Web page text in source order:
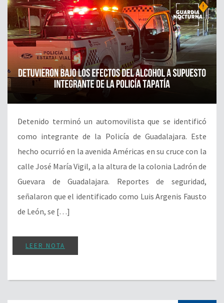
Detenido terminó un automovilista que se identificó
como integrante de la Policía de Guadalajara. Este
hecho ocurrió en la avenida Américas en su cruce con la
calle José María Vigil, a la altura de la colonia Ladrón de
Guevara de Guadalajara. Reportes de seguridad,
señalaron que el identificado como Luis Argenis Fausto
de León, se […]
LEER NOTA